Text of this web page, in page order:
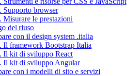
Supporto browser
Misurare le prestazioni
del riuso
con il design system .italia
Il framework Bootstrap Italia
Il kit di sviluppo React
Il kit di sviluppo Angular
con i modelli di sito e servizi